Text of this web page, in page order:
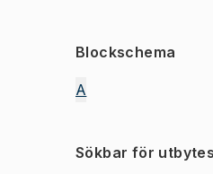
Blockschema
A
Sökbar för